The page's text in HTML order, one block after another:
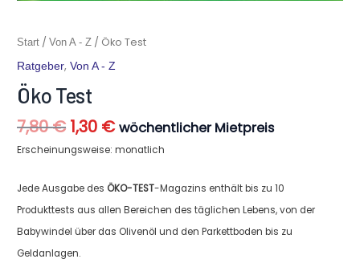
Start /Von A - Z / Öko Test
Ratgeber,Von A - Z
Öko Test
7,80€
Ursprünglicher
Preis
war:
7,80 €
1,30 €
Aktueller
Preis
ist:
wöchentlicher Mietpreis
Erscheinungsweise: monatlich
Jede Ausgabe des ÖKO-TEST-Magazins enthält bis zu 10
Produkttests aus allen Bereichen des täglichen Lebens, von der
Babywindel über das Olivenöl und den Parkettboden bis zu
Geldanlagen.
Öko
Menge